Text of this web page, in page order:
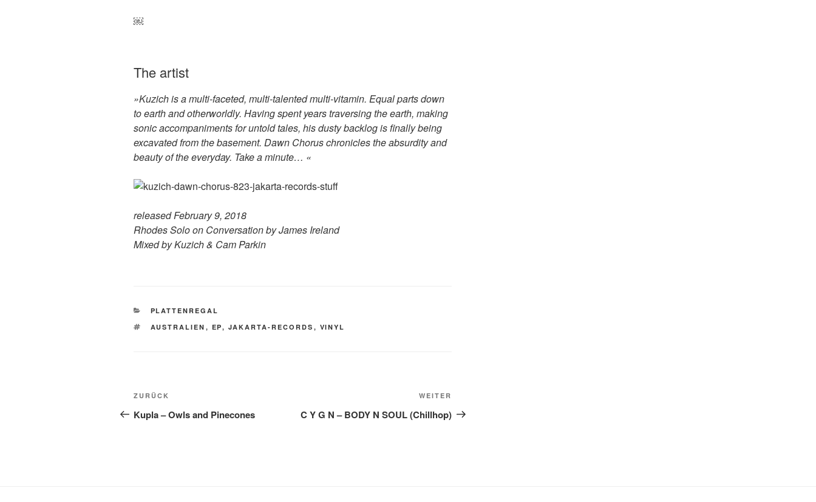
￼
The artist
»Kuzich is a multi-faceted, multi-talented multi-vitamin. Equal parts down
to earth and otherworldly. Having spent years traversing the earth, making
sonic accompaniments for untold tales, his dusty backlog is finally being
excavated from the basement. Dawn Chorus chronicles the absurdity and
beauty of the everyday. Take a minute… «
released February 9, 2018
Rhodes Solo on Conversation by James Ireland
Mixed by Kuzich & Cam Parkin
KATEGORIEN
PLATTENREGAL
SCHLAGWÖRTER
AUSTRALIEN , EP, JAKARTA-RECORDS , VINYL
Beitragsnavigation
Vorheriger
Beitrag
ZURÜCK
Kupla – Owls and Pinecones
Beitrag
WEITER
C Y G N – BODY N SOUL (Chillhop)